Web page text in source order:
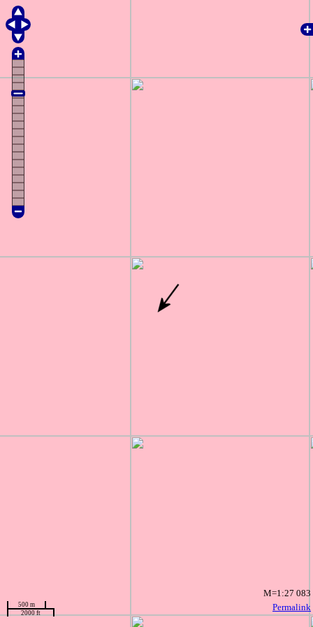
Permalink
500 m
2000 ft
M=1:27 083